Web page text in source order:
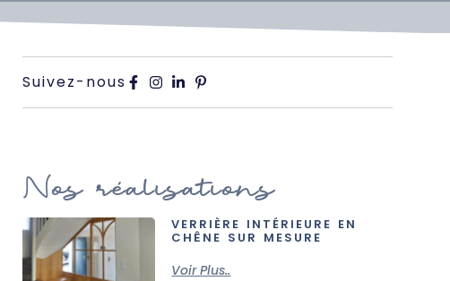
Suivez-nous
Nos réalisations
VERRIÈRE INTÉRIEURE EN
CHÊNE SUR MESURE
Voir Plus..